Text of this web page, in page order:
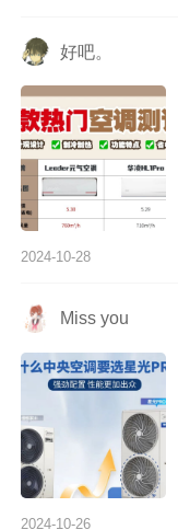
好吧。
2024-10-28
Miss you
2024-10-26